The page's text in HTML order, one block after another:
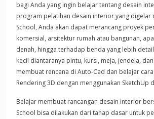
bagi Anda yang ingin belajar tentang desain
program pelatihan desain interior yang digelar
School, Anda akan dapat merancang proyek
komersial, arsitektur rumah atau bangunan,
denah, hingga terhadap benda yang lebih
kecil diantaranya pintu, kursi, meja, jendela,
membuat rencana di Auto-Cad dan belajar
Rendering 3D dengan menggunakan SketchUp
Belajar membuat rancangan desain interior
School bisa dilakukan dari tahap dasar untuk